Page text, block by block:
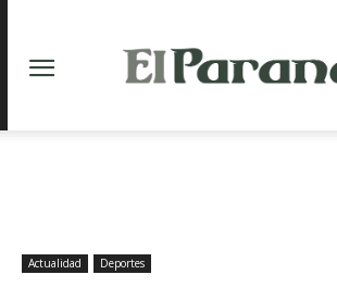
Actualidad Deportes